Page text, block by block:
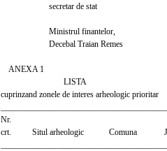
secretar de stat
Ministrul finantelor,
Decebal Traian Remes
ANEXA 1
LISTA
cuprinzand zonele de interes arheologic prioritar
Nr.
crt. Situl arheologic Comuna